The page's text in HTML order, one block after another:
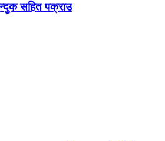
सहित पक्राउ